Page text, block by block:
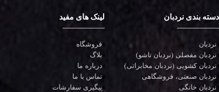
دسته بندی نردبان
نردبان
نردبان مفصلی (نردبان تاشو)
نردبان کشویی (نردبان مخابراتی)
نردبان صنعتی، فروشگاهی
نردبان خانگی
لینک های مفید
فروشگاه
بلاگ
درباره ما
تماس با ما
پیگیری سفارشات